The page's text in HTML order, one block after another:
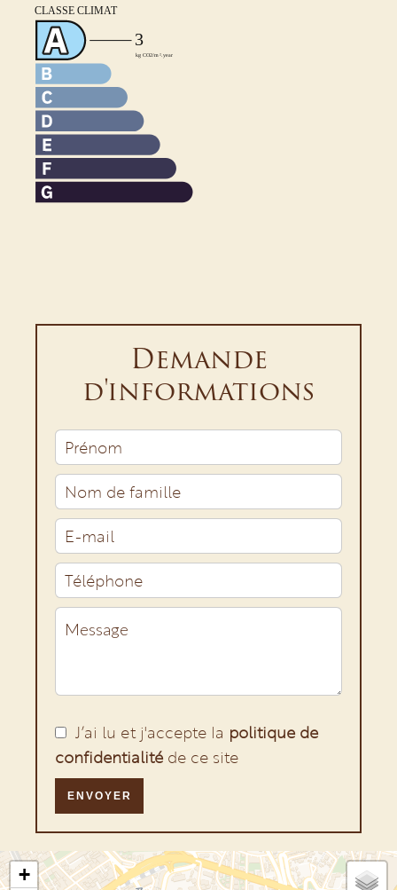
Demande
d'informations
J’ai lu et j'accepte la politique de
confidentialitéde ce site
ENVOYER
+